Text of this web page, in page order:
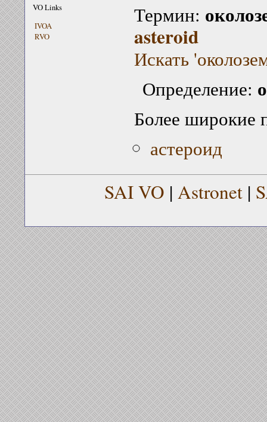
VO Links
IVOA
RVO
Термин:
asteroid
Искать
Определение:
Более широкие
астероид
SAI VO | Astronet |